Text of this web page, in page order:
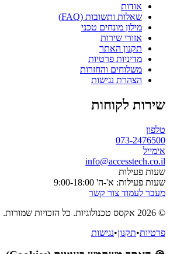
אודות
שאלות ותשובות (FAQ)
מילון מונחים טכני
אזורי שירות
תקנון האתר
מדיניות פרטיות
משלוחים והחזרות
הצהרת נגישות
שירות לקוחות
טלפון
073-2476500
אימייל
info@accesstech.co.il
שעות פעילות
שעות פעילות: א'-ה' 9:00-18:00
מעבר לעמוד צור קשר
© 2026 אקסס טכנולוגיות. כל הזכויות שמורות.
פרטיות•תקנון•נגישות